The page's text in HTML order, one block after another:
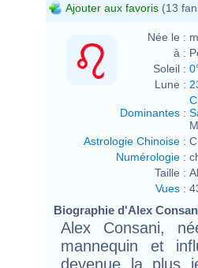
Ajouter aux favoris (13
Née le :
à :
Soleil :
Lune :
Dominantes :
Astrologie Chinoise :
Numérologie :
Taille :
Vues :
Biographie d'Alex
Alex Consani,
mannequin et
devenue la plus